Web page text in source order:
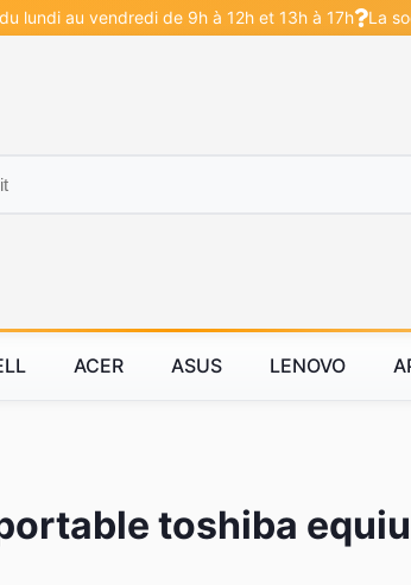
lundi au vendredi de 9h à 12h et 13h à 17h La
ACER ASUS LENOVO
toshiba